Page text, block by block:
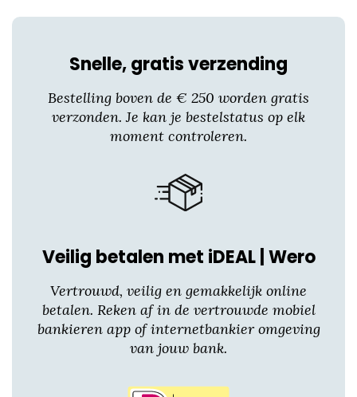
Snelle, gratis verzending
Bestelling boven de € 250 worden gratis
verzonden. Je kan je bestelstatus op elk
moment controleren.
Veilig betalen met iDEAL | Wero
Vertrouwd, veilig en gemakkelijk online
betalen. Reken af in de vertrouwde mobiel
bankieren app of internetbankier omgeving
van jouw bank.